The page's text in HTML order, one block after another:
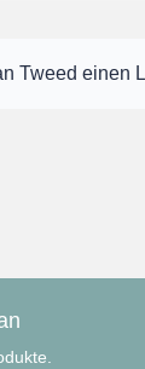
Tweed einen